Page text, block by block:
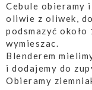
Cebule obieramy
oliwie z oliwek,
podsmazyć
wymieszac.
Blenderem
i dodajemy do
Obieramy